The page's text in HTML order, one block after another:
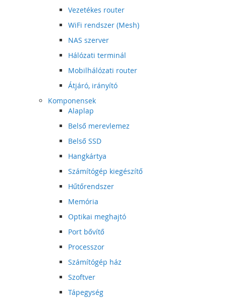
Vezetékes router
WiFi rendszer (Mesh)
NAS szerver
Hálózati terminál
Mobilhálózati router
Átjáró, irányító
Komponensek
Alaplap
Belső merevlemez
Belső SSD
Hangkártya
Számítógép kiegészítő
Hűtőrendszer
Memória
Optikai meghajtó
Port bővítő
Processzor
Számítógép ház
Szoftver
Tápegység